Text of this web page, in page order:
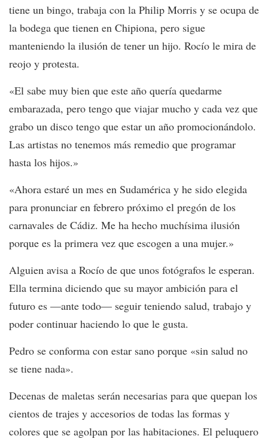
tiene un bingo, trabaja con la Philip Morris y se ocupa de
la bodega que tienen en Chipiona, pero sigue
manteniendo la ilusión de tener un hijo. Rocío le mira de
reojo y protesta.
«El sabe muy bien que este año quería quedarme
embarazada, pero tengo que viajar mucho y cada vez que
grabo un disco tengo que estar un año promocionándolo.
Las artistas no tenemos más remedio que programar
hasta los hijos.»
«Ahora estaré un mes en Sudamérica y he sido elegida
para pronunciar en febrero próximo el pregón de los
carnavales de Cádiz. Me ha hecho muchísima ilusión
porque es la primera vez que escogen a una mujer.»
Alguien avisa a Rocío de que unos fotógrafos le esperan.
Ella termina diciendo que su mayor ambición para el
futuro es —ante todo— seguir teniendo salud, trabajo y
poder continuar haciendo lo que le gusta.
Pedro se conforma con estar sano porque «sin salud no
se tiene nada».
Decenas de maletas serán necesarias para que quepan los
cientos de trajes y accesorios de todas las formas y
colores que se agolpan por las habitaciones. El peluquero